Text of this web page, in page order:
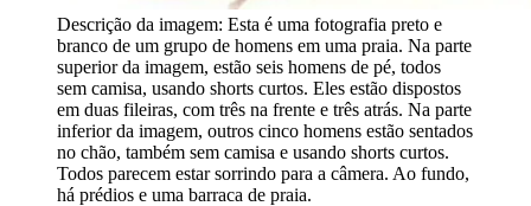
Descrição da imagem: Esta é uma fotografia preto e
branco de um grupo de homens em uma praia. Na parte
superior da imagem, estão seis homens de pé, todos
sem camisa, usando shorts curtos. Eles estão dispostos
em duas fileiras, com três na frente e três atrás. Na parte
inferior da imagem, outros cinco homens estão sentados
no chão, também sem camisa e usando shorts curtos.
Todos parecem estar sorrindo para a câmera. Ao fundo,
há prédios e uma barraca de praia.